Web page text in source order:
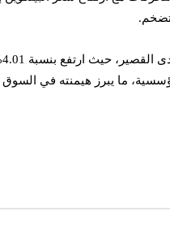
ما يبرز هيمنته في